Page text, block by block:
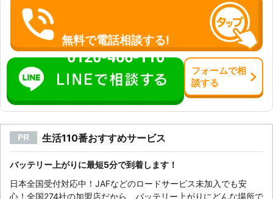
寝ていた メーカー：スバル 料金：
ライトを点けっぱなしにしていた メ
ーカー：日産 料金：16,500円 ※税込
価格です。 ※依頼内容に応じて料金は
変動します。
無料で電話相談する!
0120-466-110
フォームで相
談する
PR 生活110番おすすめサービス
バッテリー上がりに最短5分で到着します！
日本全国受付対応中！JAFなどのロードサービス未加入でも安
心！全国274社の加盟店だから、バッテリー上がりにどんな場所で